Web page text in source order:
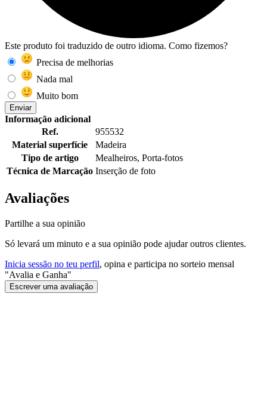
Este produto foi traduzido de outro idioma. Como fizemos?
Precisa de melhorias
Nada mal
Muito bom
Enviar
Informação adicional
Ref.
955532
Material superfície
Madeira
Tipo de artigo
Mealheiros, Porta-fotos
Técnica de Marcação Inserção de foto
Avaliações
Partilhe a sua opinião
Só levará um minuto e a sua opinião pode ajudar outros clientes.
Inicia sessão no teu perfil, opina e participa no sorteio mensal
"Avalia e Ganha"
Escrever uma avaliação